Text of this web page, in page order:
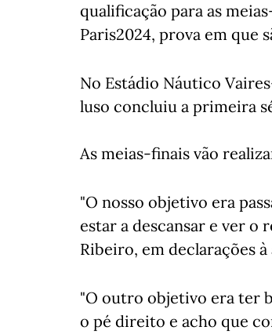
qualificação para as
Paris2024, prova em que
No Estádio Náutico
luso concluiu a primeira
As meias-finais vão
"O nosso objetivo era
estar a descansar e ver o
Ribeiro, em declarações à
"O outro objetivo era ter
o pé direito e acho que